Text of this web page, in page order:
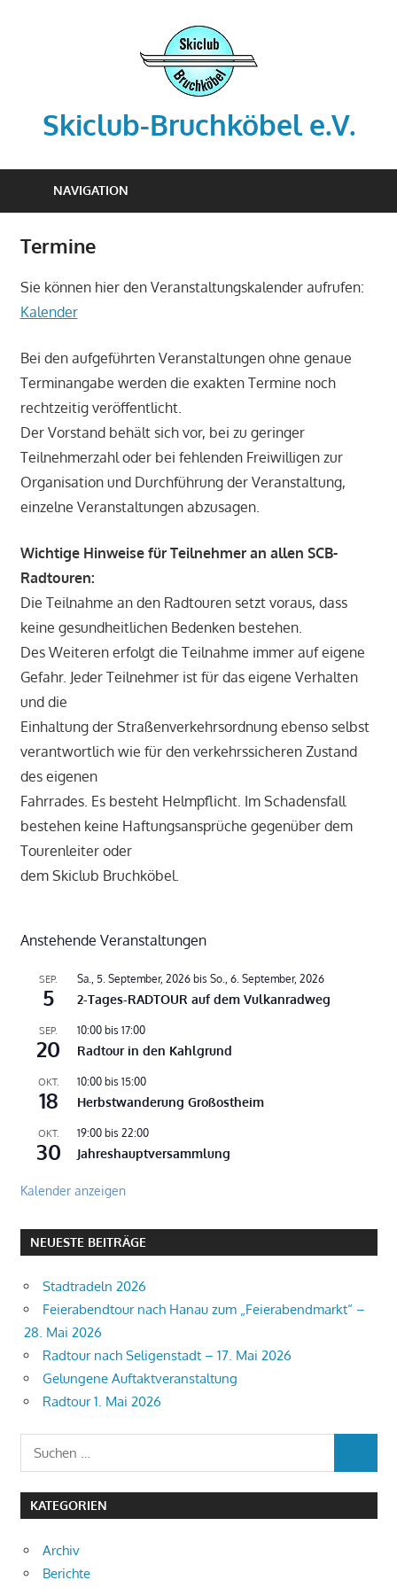
Skiclub-Bruchköbel e.V.
bruchkoebel.de
NAVIGATION
Termine
Sie können hier den Veranstaltungskalender aufrufen:
Kalender
Bei den aufgeführten Veranstaltungen ohne genaue
Terminangabe werden die exakten Termine noch
rechtzeitig veröffentlicht.
Der Vorstand behält sich vor, bei zu geringer
Teilnehmerzahl oder bei fehlenden Freiwilligen zur
Organisation und Durchführung der Veranstaltung,
einzelne Veranstaltungen abzusagen.
Wichtige Hinweise für Teilnehmer an allen SCB-
Radtouren:
Die Teilnahme an den Radtouren setzt voraus, dass
keine gesundheitlichen Bedenken bestehen.
Des Weiteren erfolgt die Teilnahme immer auf eigene
Gefahr. Jeder Teilnehmer ist für das eigene Verhalten
und die
Einhaltung der Straßenverkehrsordnung ebenso selbst
verantwortlich wie für den verkehrssicheren Zustand
des eigenen
Fahrrades. Es besteht Helmpflicht. Im Schadensfall
bestehen keine Haftungsansprüche gegenüber dem
Tourenleiter oder
dem Skiclub Bruchköbel.
Anstehende Veranstaltungen
SEP.
5
Sa., 5. September, 2026bis So., 6. September, 2026
2-Tages-RADTOUR auf dem Vulkanradweg
SEP.
20
10:00bis 17:00
Radtour in den Kahlgrund
OKT.
18
10:00bis 15:00
Herbstwanderung Großostheim
OKT.
30
19:00bis 22:00
Jahreshauptversammlung
Kalender anzeigen
NEUESTE BEITRÄGE
Stadtradeln 2026
Feierabendtour nach Hanau zum „Feierabendmarkt“ –
28. Mai 2026
Radtour nach Seligenstadt – 17. Mai 2026
Gelungene Auftaktveranstaltung
Radtour 1. Mai 2026
Suchen
nach:
KATEGORIEN
Archiv
Berichte